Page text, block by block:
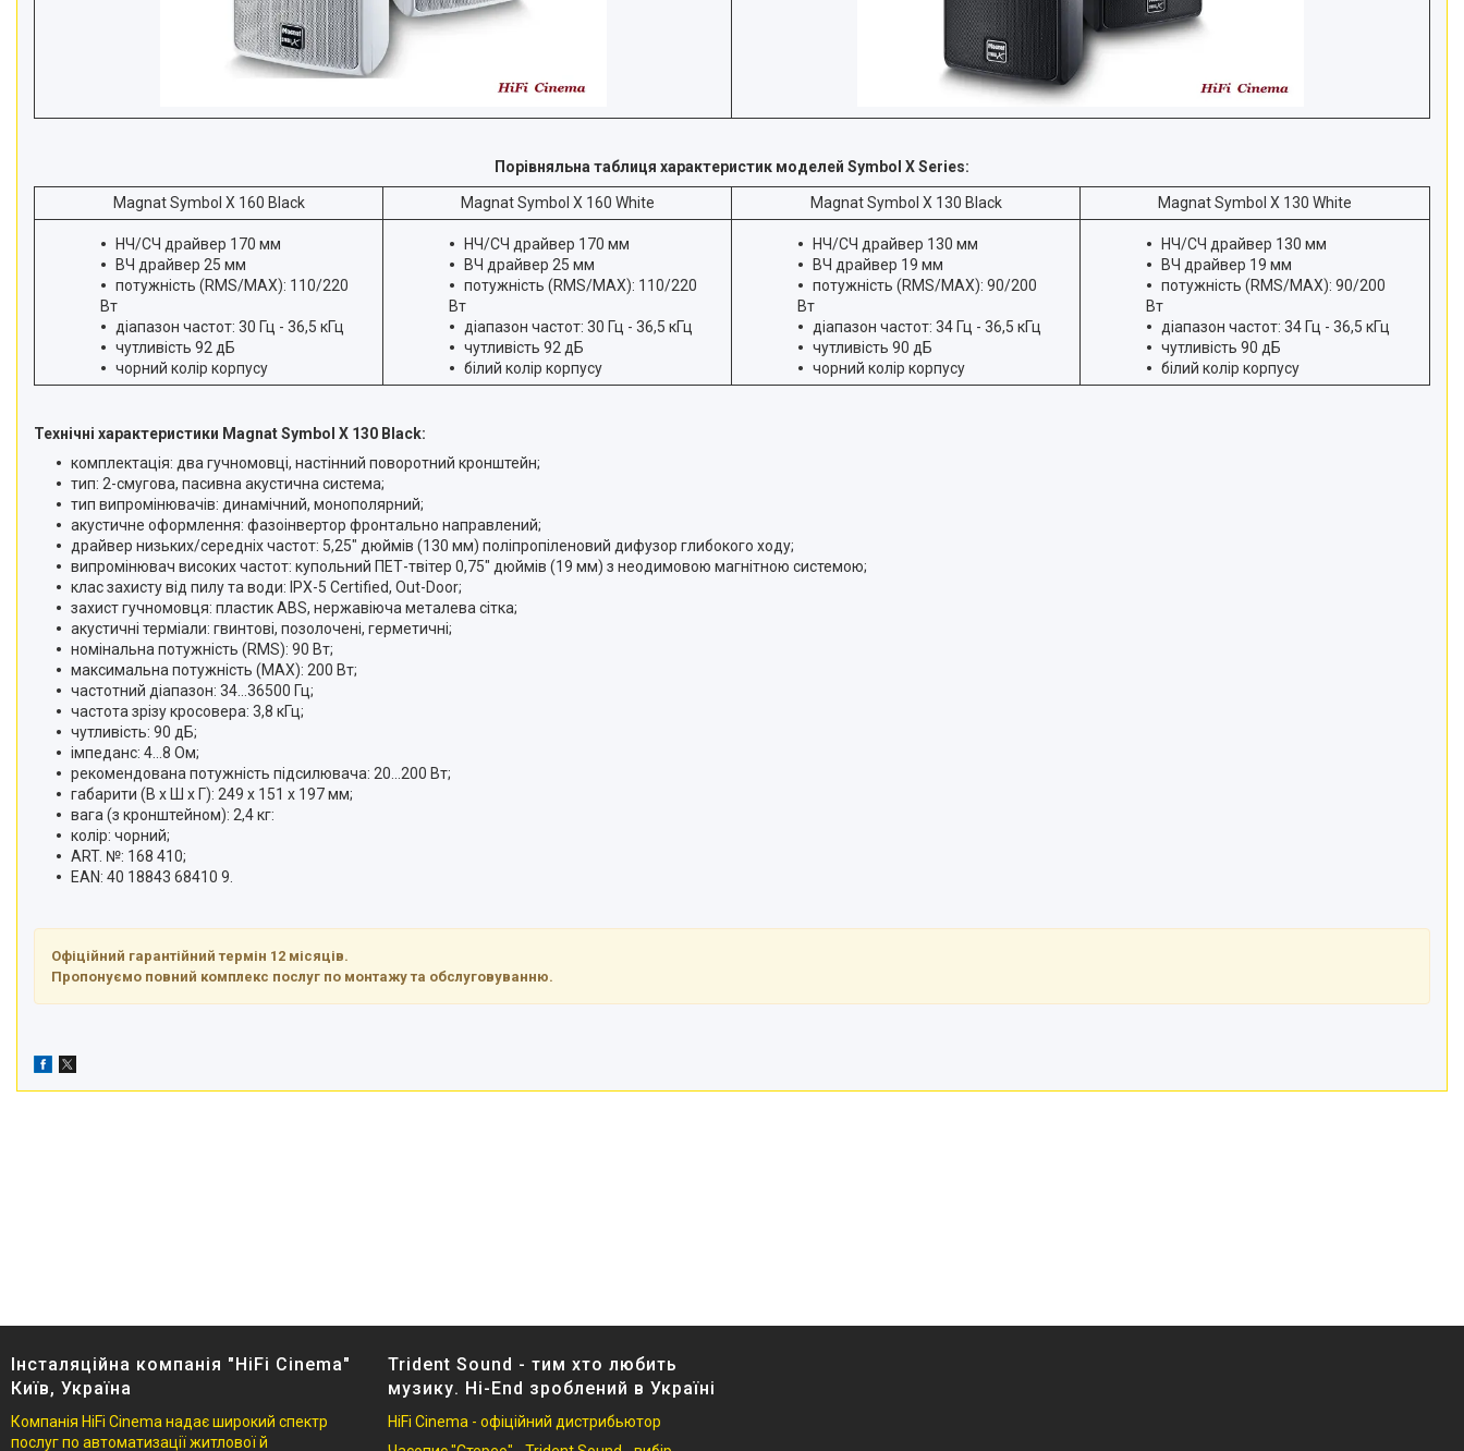
Порівняльна таблиця характеристик моделей Symbol X Series:
Magnat Symbol X 160 Black Magnat Symbol X 160 White Magnat Symbol X 130 Black Magnat Symbol X 130 White
НЧ/СЧ драйвер 170 мм
ВЧ драйвер 25 мм
потужність (RMS/MAX): 110/220
Вт
діапазон частот: 30 Гц - 36,5 кГц
чутливість 92 дБ
чорний колір корпусу
НЧ/СЧ драйвер 170 мм
ВЧ драйвер 25 мм
потужність (RMS/MAX): 110/220
Вт
діапазон частот: 30 Гц - 36,5 кГц
чутливість 92 дБ
білий колір корпусу
НЧ/СЧ драйвер 130 мм
ВЧ драйвер 19 мм
потужність (RMS/MAX): 90/200
Вт
діапазон частот: 34 Гц - 36,5 кГц
чутливість 90 дБ
чорний колір корпусу
НЧ/СЧ драйвер 130 мм
ВЧ драйвер 19 мм
потужність (RMS/MAX): 90/200
Вт
діапазон частот: 34 Гц - 36,5 кГц
чутливість 90 дБ
білий колір корпусу
Технічні характеристики Magnat Symbol X 130 Black:
комплектація: два гучномовці, настінний поворотний кронштейн;
тип: 2-смугова, пасивна акустична система;
тип випромінювачів: динамічний, монополярний;
акустичне оформлення: фазоінвертор фронтально направлений;
драйвер низьких/середніх частот: 5,25" дюймів (130 мм) поліпропіленовий дифузор глибокого ходу;
випромінювач високих частот: купольний ПЕТ-твітер 0,75" дюймів (19 мм) з неодимовою магнітною системою;
клас захисту від пилу та води: IPX-5 Certified, Out-Door;
захист гучномовця: пластик ABS, нержавіюча металева сітка;
акустичні терміали: гвинтові, позолочені, герметичні;
номінальна потужність (RMS): 90 Вт;
максимальна потужність (MAX): 200 Вт;
частотний діапазон: 34...36500 Гц;
частота зрізу кросовера: 3,8 кГц;
чутливість: 90 дБ;
імпеданс: 4...8 Ом;
рекомендована потужність підсилювача: 20...200 Вт;
габарити (В х Ш х Г): 249 х 151 х 197 мм;
вага (з кронштейном): 2,4 кг:
колір: чорний;
ART. №: 168 410;
EAN: 40 18843 68410 9.
Офіційний гарантійний термін 12 місяців.
Пропонуємо повний комплекс послуг по монтажу та обслуговуванню.
Інсталяційна компанія "HiFi Cinema"
Київ, Україна
Компанія HiFi Cinema надає широкий спектр
послуг по автоматизації житлової й
Trident Sound - тим хто любить
музику. Hi-End зроблений в Україні
HiFi Cinema - офіційний дистрибьютор